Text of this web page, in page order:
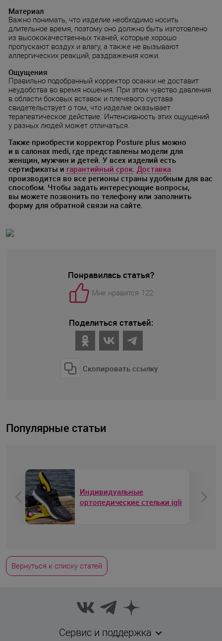
Материал
Важно понимать, что изделие необходимо носить
длительное время, поэтому оно должно быть изготовлено
из высококачественных тканей, которые хорошо
пропускают воздух и влагу, а также не вызывают
аллергических реакций, раздражения кожи.
Ощущения
Правильно подобранный корректор осанки не доставит
неудобства во время ношения. При этом чувство давления
в области боковых вставок и плечевого сустава
свидетельствует о том, что изделие оказывает
терапевтическое действие. Интенсивность этих ощущений
у разных людей может отличаться.
Также приобрести корректор Posture plus можно
и в салонах medi, где представлены модели для
женщин, мужчин и детей. У всех изделий есть
сертификаты и гарантийный срок. Доставка
производится во все регионы страны удобным для вас
способом. Чтобы задать интересующие вопросы,
вы можете позвонить по телефону или заполнить
форму для обратной связи на сайте.
Понравилась статья?
Мне нравится 122
Поделиться статьей:
Скопировать ссылку
Популярные статьи
Как выбрать
ортопедическую подушку
Вернуться к списку статей
Сервис и поддержка